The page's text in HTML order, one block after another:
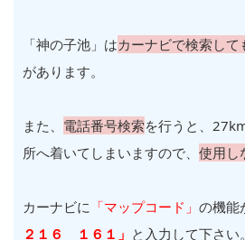
「神の子池」はカーナビで検索して
があります。
また、 電話番号検索を行うと、
所へ着いてしまいますので、 使用し
カーナビに 「マップコード」 の機能
２１６ １６１」 と入力して下さ